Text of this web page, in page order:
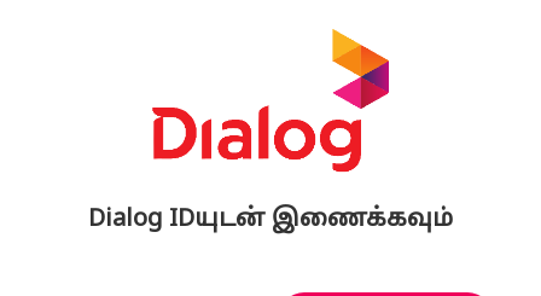
Dialog IDயுடன் இணைக்கவும்